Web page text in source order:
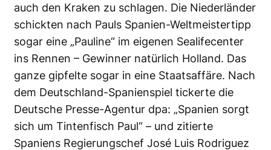
auch den Kraken zu schlagen. Die Niederländer
schickten nach Pauls Spanien-Weltmeistertipp
sogar eine „Pauline“ im eigenen Sealifecenter
ins Rennen – Gewinner natürlich Holland. Das
ganze gipfelte sogar in eine Staatsaffäre. Nach
dem Deutschland-Spanienspiel tickerte die
Deutsche Presse-Agentur dpa: „Spanien sorgt
sich um Tintenfisch Paul“ – und zitierte
Spaniens Regierungschef José Luis Rodriguez